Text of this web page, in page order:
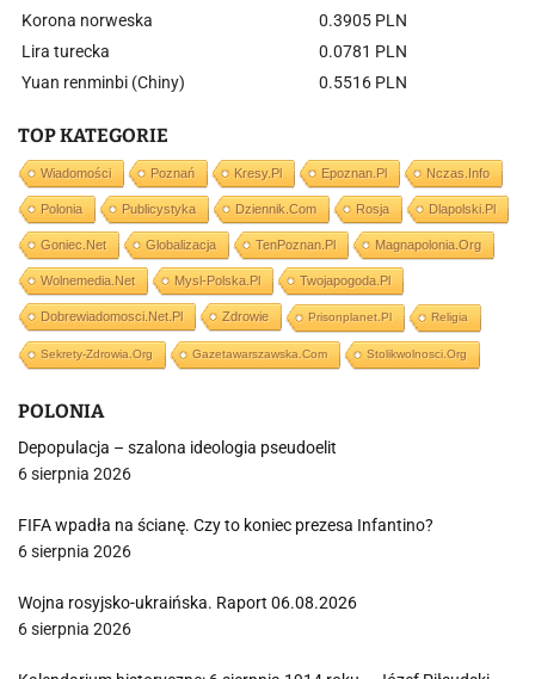
Korona norweska
0.3905 PLN
Lira turecka
0.0781 PLN
Yuan renminbi (Chiny)
0.5516 PLN
TOP KATEGORIE
Wiadomości Poznań Kresy.pl Epoznan.pl Nczas.info
Polonia Publicystyka Dziennik.com Rosja Dlapolski.pl
Goniec.net Globalizacja TenPoznan.pl Magnapolonia.org
Wolnemedia.net Mysl-Polska.pl Twojapogoda.pl
Dobrewiadomosci.net.pl Zdrowie Prisonplanet.pl Religia
Sekrety-Zdrowia.org Gazetawarszawska.com Stolikwolnosci.org
POLONIA
Depopulacja – szalona ideologia pseudoelit
6 sierpnia 2026
FIFA wpadła na ścianę. Czy to koniec prezesa Infantino?
6 sierpnia 2026
Wojna rosyjsko-ukraińska. Raport 06.08.2026
6 sierpnia 2026